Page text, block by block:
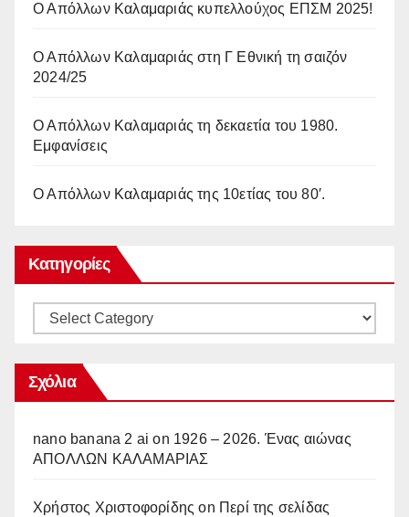
Ο Απόλλων Καλαμαριάς κυπελλούχος ΕΠΣΜ 2025!
Ο Απόλλων Καλαμαριάς στη Γ Εθνική τη σαιζόν
2024/25
Ο Απόλλων Καλαμαριάς τη δεκαετία του 1980.
Εμφανίσεις
Ο Απόλλων Καλαμαριάς της 10ετίας του 80′.
Κατηγορίες
Κατηγορίες
Σχόλια
nano banana 2 ai on 1926 – 2026. Ένας αιώνας
ΑΠΟΛΛΩΝ ΚΑΛΑΜΑΡΙΑΣ
Χρήστος Χριστοφορίδης on Περί της σελίδας